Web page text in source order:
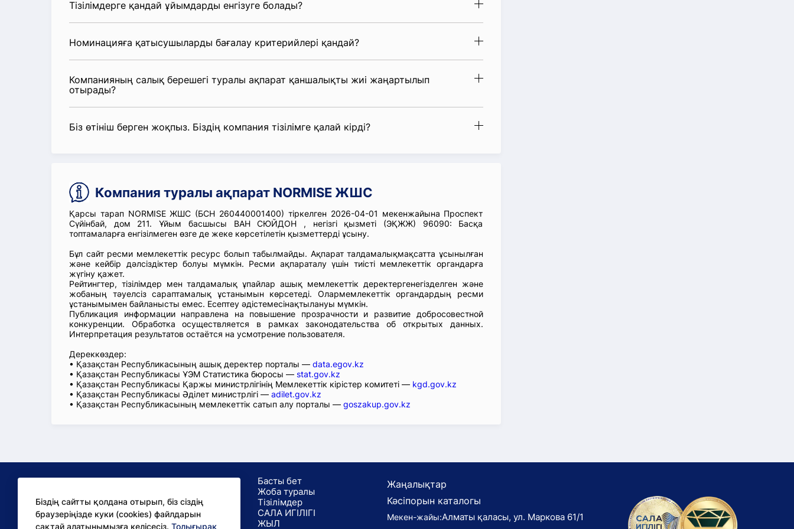
Тізілімдерге қандай ұйымдарды енгізуге болады?
Номинацияға қатысушыларды бағалау критерийлері қандай?
Компанияның салық берешегі туралы ақпарат қаншалықты жиі жаңартылып
отырады?
Біз өтініш берген жоқпыз. Біздің компания тізілімге қалай кірді?
Компания туралы ақпарат NORMISE ЖШС
Қарсы тарап NORMISE ЖШС (БСН 260440001400) тіркелген 2026-04-01 мекенжайына Проспект
Сүйінбай, дом 211. Ұйым басшысы ВАН СЮЙДОН , негізгі қызметі (ЭҚЖЖ) 96090: Басқа
топтамаларға енгізілмеген өзге де жеке көрсетілетін қызметтерді ұсыну.
Бұл сайт ресми мемлекеттік ресурс болып табылмайды. Ақпарат талдамалықмақсатта ұсынылған
және кейбір дәлсіздіктер болуы мүмкін. Ресми ақпараталу үшін тиісті мемлекеттік органдарға
жүгіну қажет.
Рейтингтер, тізілімдер мен талдамалық ұпайлар ашық мемлекеттік деректергенегізделген және
жобаның тәуелсіз сараптамалық ұстанымын көрсетеді. Олармемлекеттік органдардың ресми
ұстанымымен байланысты емес. Есептеу әдістемесінақтылануы мүмкін.
Публикация информации направлена на повышение прозрачности и развитие добросовестной
конкуренции. Обработка осуществляется в рамках законодательства об открытых данных.
Интерпретация результатов остаётся на усмотрение пользователя.
Дереккөздер:
• Қазақстан Республикасының ашық деректер порталы — data.egov.kz
• Қазақстан Республикасы ҰЭМ Статистика бюросы — stat.gov.kz
• Қазақстан Республикасы Қаржы министрлігінің Мемлекеттік кірістер комитеті — kgd.gov.kz
• Қазақстан Республикасы Әділет министрлігі — adilet.gov.kz
• Қазақстан Республикасының мемлекеттік сатып алу порталы — goszakup.gov.kz
Біздің сайтты қолдана отырып, біз сіздің
браузеріңізде куки (cookies) файлдарын
сақтай алатынымызға келісесіз. Толығырақ
Басты бет
Жоба туралы
Тізілімдер
САЛА ИГІЛІГІ
ЖЫЛ
Жаңалықтар
Кәсіпорын каталогы
Мекен-жайы:Алматы қаласы, ул. Маркова 61/1